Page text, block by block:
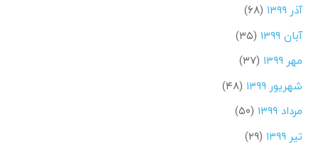
آذر ۱۳۹۹
(۶۸)
آبان ۱۳۹۹
(۳۵)
مهر ۱۳۹۹
(۳۷)
شهریور ۱۳۹۹
(۴۸)
مرداد ۱۳۹۹
(۵۰)
تیر ۱۳۹۹
(۲۹)